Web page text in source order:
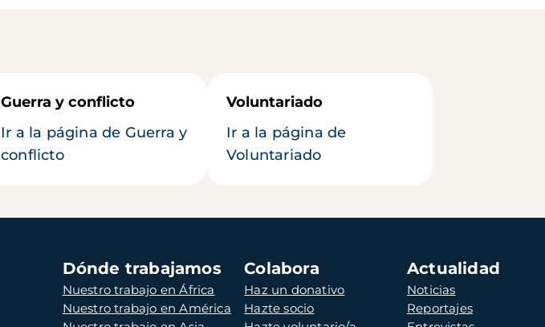
Guerra y conflicto
Ir a la página de Guerra y
conflicto
Voluntariado
Ir a la página de
Voluntariado
Dónde trabajamos
Nuestro trabajo en África
Nuestro trabajo en América
Colabora
Haz un donativo
Hazte socio
Actualidad
Noticias
Reportajes